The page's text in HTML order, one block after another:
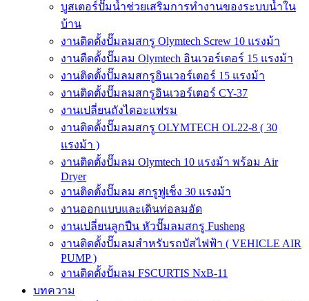
บูสเตอร์ปั๊มน้ำช่วยเสริมการทำงานของระบบน้ำใน
บ้าน
งานติดตั้งปั๊มลมสกรู Olymtech Screw 10 แรงม้า
งานตืดตั้งปั๊มลม Olymtech อินเวอร์เตอร์ 15 แรงม้า
งานติดตั้งปั๊มลมสกรูอินเวอร์เตอร์ 15 แรงม้า
งานติดตั้งปั๊มลมสกรูอินเวอร์เตอร์ CY-37
งานเปลี่ยนถังไดอะแฟรม
งานติดตั้งปั๊มลมสกรู OLYMTECH OL22-8 ( 30
แรงม้า )
งานติดตั้งปั๊มลม Olymtech 10 แรงม้า พร้อม Air
Dryer
งานติดตั้งปั๊มลม สกรูฟูเช็ง 30 แรงม้า
งานออกแบบและเดินท่อลมอัด
งานเปลี่ยนลูกปืน หัวปั๊มลมสกรู Fusheng
งานติดตั้งปั๊มลมสำหรับรถบัสไฟฟ้า ( VEHICLE AIR
PUMP )
งานติดตั้งปั้มลม FSCURTIS NxB-11
บทความ